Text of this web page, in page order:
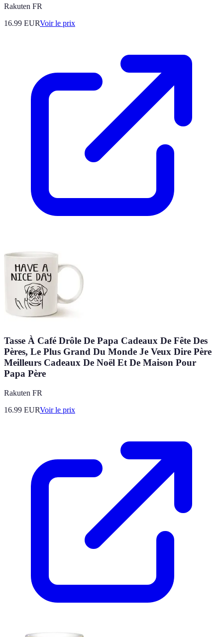
Rakuten FR
16.99 EURVoir le prix
Tasse À Café Drôle De Papa Cadeaux De Fête Des
Pères, Le Plus Grand Du Monde Je Veux Dire Père
Meilleurs Cadeaux De Noël Et De Maison Pour
Papa Père
Rakuten FR
16.99 EURVoir le prix